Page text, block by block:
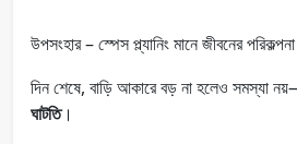
উপসংহার – স্পেস প্ল্যানিং মানে জীবনের পরিকল্পনা
দিন শেষে, বাড়ি আকারে বড় না হলেও সমস্যা
ঘাটতি।